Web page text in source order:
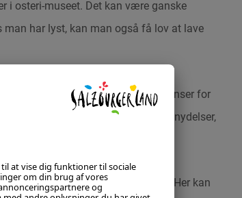
i osteri-museet. Det kan være ganske
har lyst, kan man også få lov at lave
er kendt langt ud over regionens grænser for
deres gæster med umiskendelige nydelser,
centrum.
som taget ud af en billedbog. Her kan